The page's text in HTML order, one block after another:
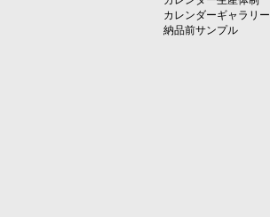
カレンダーギャラリー
納品前サンプル